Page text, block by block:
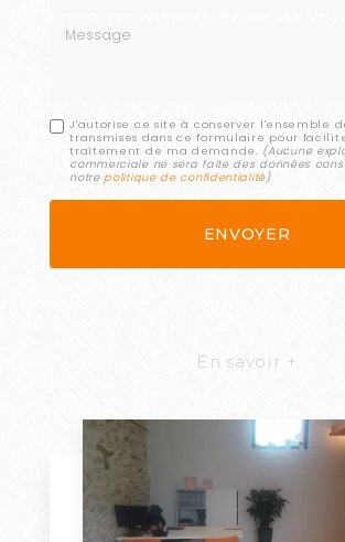
Message
J'autorise ce site à conserver l'ensemble
transmises dans ce formulaire pour
traitement de ma demande. (Aucune
commerciale ne sera faite des données
notrepolitique de confidentialité)
En savoir +